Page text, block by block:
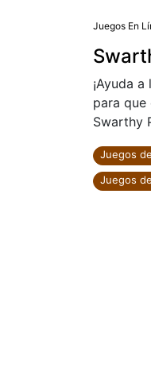
Juegos En
¡Ayuda
para
Swarthy
Juegos
Juegos